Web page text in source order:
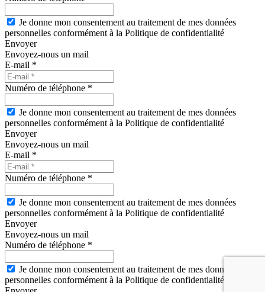
Je donne mon consentement au traitement de mes données
personnelles conformément à la Politique de confidentialité
Envoyer
Envoyez-nous un mail
E-mail *
Numéro de téléphone *
Je donne mon consentement au traitement de mes données
personnelles conformément à la Politique de confidentialité
Envoyer
Envoyez-nous un mail
E-mail *
Numéro de téléphone *
Je donne mon consentement au traitement de mes données
personnelles conformément à la Politique de confidentialité
Envoyer
Envoyez-nous un mail
Numéro de téléphone *
Je donne mon consentement au traitement de mes données
personnelles conformément à la Politique de confidentialité